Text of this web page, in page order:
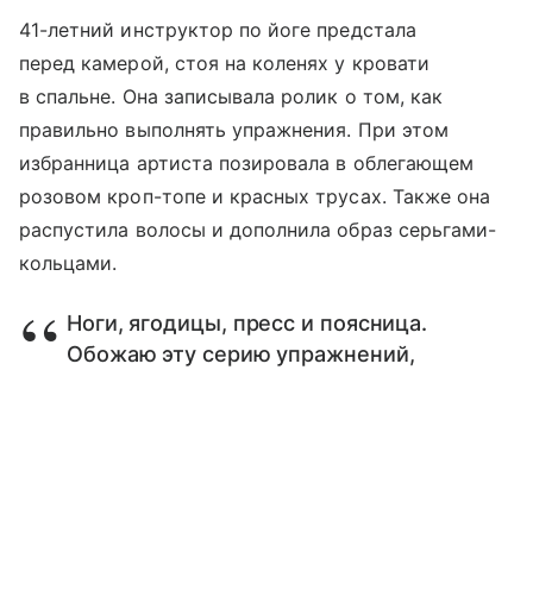
41-летний инструктор по йоге предстала
перед камерой, стоя на коленях у кровати
в спальне. Она записывала ролик о том, как
правильно выполнять упражнения. При этом
избранница артиста позировала в облегающем
розовом кроп-топе и красных трусах. Также она
распустила волосы и дополнила образ серьгами-
кольцами.
Ноги, ягодицы, пресс и поясница.
Обожаю эту серию упражнений,